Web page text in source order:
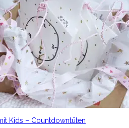
Kids – Countdowntüten